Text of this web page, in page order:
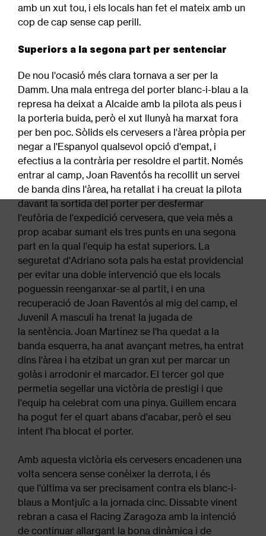
amb un xut tou, i els locals han fet el mateix amb un
cop de cap sense cap perill.
Superiors a la segona part per sentenciar
De nou l'ocasió més clara tornava a ser per la
Damm. Una mala entrega del porter blanc-i-blau a la
represa ha deixat a Alcaide amb la pilota als peus i
la porteria buida, però el xut llunyà ha marxat fora
per ben poc. Sòlids els cervesers a l'àrea pròpia per
negar a l'Espanyol qualsevol opció d'empat, i
efectius a la contrària per resoldre el partit. Només
entrar al camp, Joan Raventós ha recollit un servei
de banda dins l'àrea, ha retallat i ha creuat la pilota
davant la sortida del porter per desfermar
l'eufòria de l'expedició cervesera, que veia més a
prop acabar sumant els tres punts en una segona
part en la qual l'equip ha estat superiors. La
seguretat d'Adriano sota pals ha estat providencial
per evitar una doble intervenció que els locals
poguessin reenganxar-se al partit, i en una
recuperació de Joan Raventós al mig del camp, el
Juvenil A masculí ha trenat la jugada de
la sentència. Joan Martínez se l'ha quedat a la
banda esquerra, ha anat avançant metres, ha entrat
dins l'àrea i ha etzibat un gran xut per marcar un
golàs i arrodonir el marcador. El tercer gol que
permetia segellar una victòria de prestigi i que
l'equip ha celebrat com una pinya. Guillem encara
ha pogut fer el quart abans d'acabar, però el seu
intent l'ha blocat el porter.
Amb aquesta victòria els cervesers encadenen una
volta sencera sense conèixer la derrota, i és
que l'última va ser precisament contra els blanc-i-
blaus a Montjuïc a la jornada cinc. Dissabte vinent
rebran a casa el Racing Zaragoza amb la intenció
de continuar allargant la bona dinàmica i de